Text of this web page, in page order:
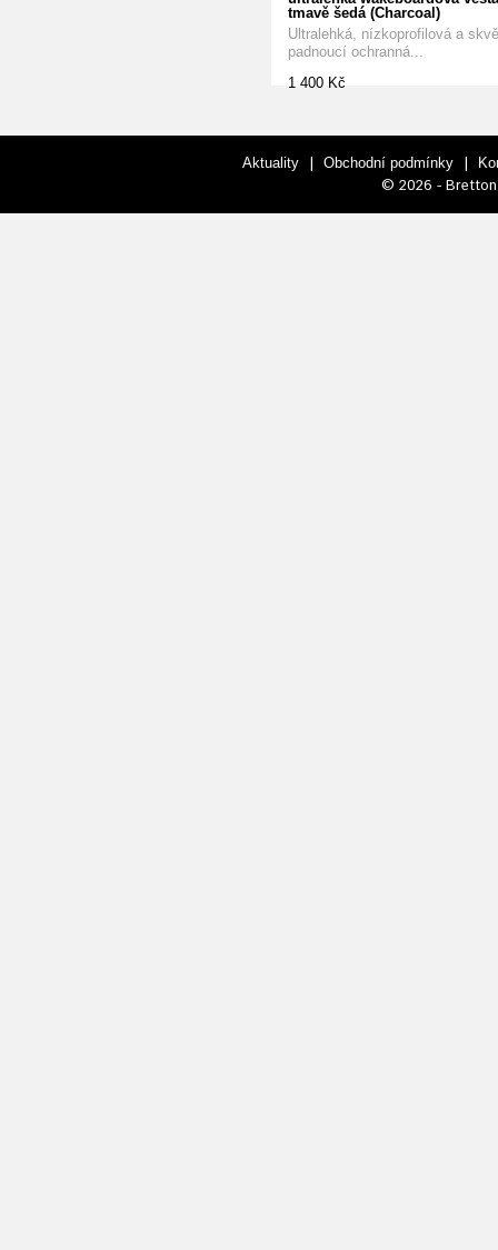
tmavě šedá (Charcoal)
Ultralehká, nízkoprofilová a
padnoucí ochranná...
1 400 Kč
Aktuality | Obchodní podmínky |
© 2026 - Bretton